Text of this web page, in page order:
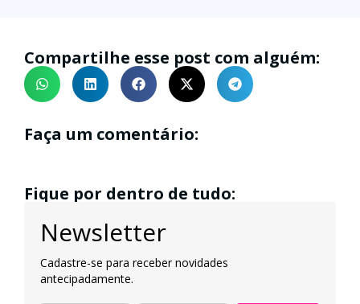
Compartilhe esse post com alguém:
Faça um comentário:
Fique por dentro de tudo:
Newsletter
Cadastre-se para receber novidades
antecipadamente.